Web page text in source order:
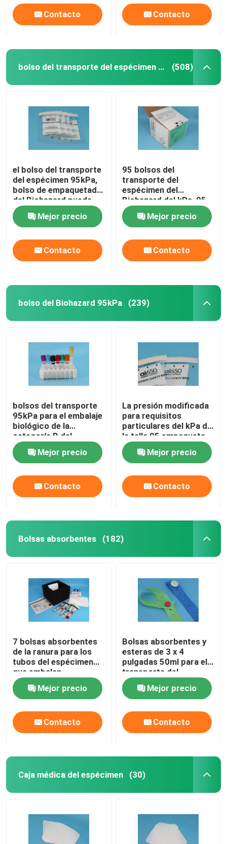
Contacto Contacto
bolso del transporte del espécimen 95kPa (508)
el bolso del transporte
del espécimen 95kPa,
bolso de empaquetado
del Biohazard puede
impresión de encargo
Mejor precio
Contacto
95 bolsos del
transporte del
espécimen del
Biohazard del kPa, 95
bolsos médicos de la
transferencia de KPa
Mejor precio
Contacto
bolso del Biohazard 95kPa (239)
bolsos del transporte
95kPa para el embalaje
biológico de la
categoría B del
transporte de la
sustancia UN3373
Mejor precio
Contacto
La presión modificada
para requisitos
particulares del kPa de
la talla 95 empaqueta
para embalar de los
especímenes del
transporte aéreo
Mejor precio
Contacto
Bolsas absorbentes (182)
7 bolsas absorbentes
de la ranura para los
tubos del espécimen
que embalan
transporte aéreo
seguroMejor precio
Contacto
Bolsas absorbentes y
esteras de 3 x 4
pulgadas 50ml para el
transporte del
espécimen del
BiohazardMejor precio
Contacto
Caja médica del espécimen (30)